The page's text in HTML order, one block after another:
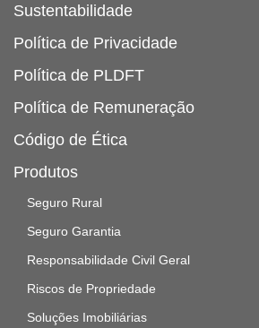
Sustentabilidade
Política de Privacidade
Política de PLDFT
Política de Remuneração
Código de Ética
Produtos
Seguro Rural
Seguro Garantia
Responsabilidade Civil Geral
Riscos de Propriedade
Soluções Imobiliárias